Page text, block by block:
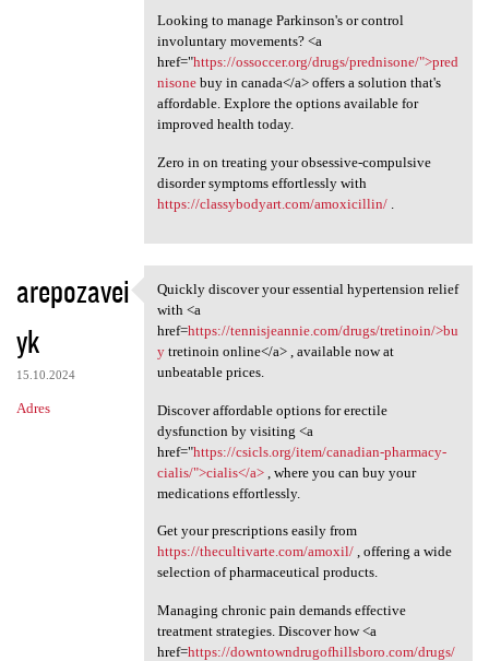
Looking to manage Parkinson's or control
involuntary movements? <a
href="https://ossoccer.org/drugs/prednisone/">pred
nisonebuy in canada</a> offers a solution that's
affordable. Explore the options available for
improved health today.
Zero in on treating your obsessive-compulsive
disorder symptoms effortlessly with
https://classybodyart.com/amoxicillin/.
arepozavei
yk
15.10.2024
Adres
Quickly discover your
Quickly discover your essential hypertension relief
with <a
href=https://tennisjeannie.com/drugs/tretinoin/>bu
ytretinoin online</a> , available now at
unbeatable prices.
Discover affordable options for erectile
dysfunction by visiting <a
href="https://csicls.org/item/canadian-pharmacy-
cialis/">cialis</a>, where you can buy your
medications effortlessly.
Get your prescriptions easily from
https://thecultivarte.com/amoxil/, offering a wide
selection of pharmaceutical products.
Managing chronic pain demands effective
treatment strategies. Discover how <a
href=https://downtowndrugofhillsboro.com/drugs/